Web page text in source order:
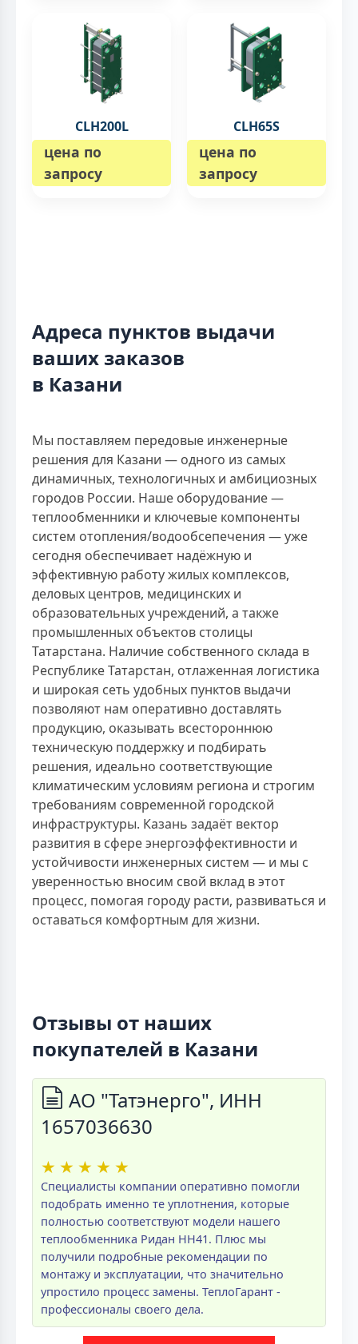
CLH200L
цена по
запросу
CLH65S
цена по
запросу
Адреса пунктов выдачи
ваших заказов
в Казани
Мы поставляем передовые инженерные
решения для Казани — одного из самых
динамичных, технологичных и амбициозных
городов России. Наше оборудование —
теплообменники и ключевые компоненты
систем отопления/водообсепечения — уже
сегодня обеспечивает надёжную и
эффективную работу жилых комплексов,
деловых центров, медицинских и
образовательных учреждений, а также
промышленных объектов столицы
Татарстана. Наличие собственного склада в
Республике Татарстан, отлаженная логистика
и широкая сеть удобных пунктов выдачи
позволяют нам оперативно доставлять
продукцию, оказывать всестороннюю
техническую поддержку и подбирать
решения, идеально соответствующие
климатическим условиям региона и строгим
требованиям современной городской
инфраструктуры. Казань задаёт вектор
развития в сфере энергоэффективности и
устойчивости инженерных систем — и мы с
уверенностью вносим свой вклад в этот
процесс, помогая городу расти, развиваться и
оставаться комфортным для жизни.
Отзывы от наших
покупателей в Казани
АО "Татэнерго", ИНН
1657036630
★ ★ ★ ★ ★
Специалисты компании оперативно помогли
подобрать именно те уплотнения, которые
полностью соответствуют модели нашего
теплообменника Ридан НН41. Плюс мы
получили подробные рекомендации по
монтажу и эксплуатации, что значительно
упростило процесс замены. ТеплоГарант -
профессионалы своего дела.